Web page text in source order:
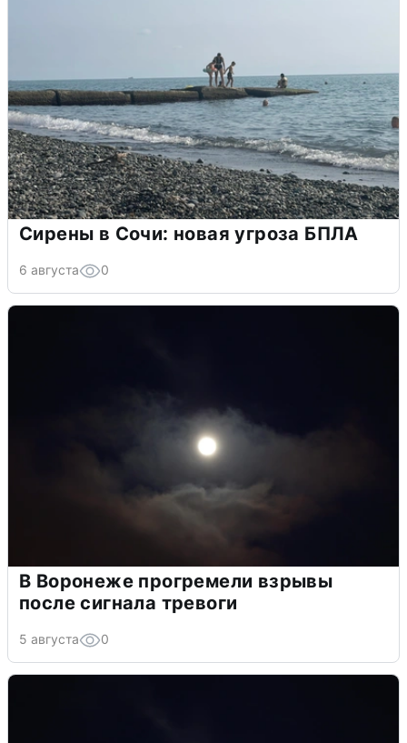
Сирены в Сочи: новая угроза БПЛА
6 августа 0
В Воронеже прогремели взрывы
после сигнала тревоги
5 августа 0